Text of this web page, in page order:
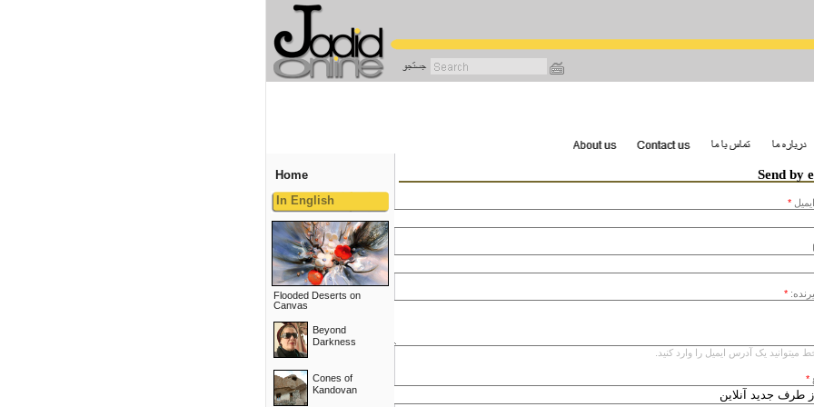
Home
In English
Flooded Deserts on
Canvas
Beyond
Darkness
Cones of
Kandovan
Send by
*
*
میتوانید یک آدرس ایمیل را وارد کنید.
*